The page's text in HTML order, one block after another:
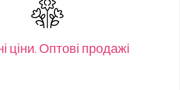
ціни. Оптові продажі